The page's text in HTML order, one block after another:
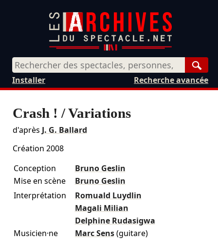
Recherche avancée
Installer
Crash ! / Variations
d'après J. G. Ballard
Création 2008
Conception
Bruno Geslin
Mise en scène
Bruno Geslin
Interprétation
Romuald Luydlin
Magali Milian
Delphine Rudasigwa
Musicien·ne
Marc Sens (guitare)